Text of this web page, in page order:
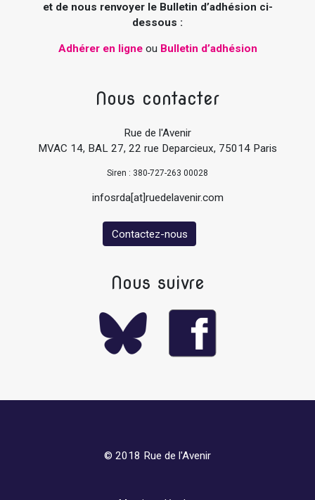
et de nous renvoyer le Bulletin d’adhésion ci-
dessous :
Adhérer en ligneou Bulletin d’adhésion
Nous contacter
Rue de l'Avenir
MVAC 14, BAL 27, 22 rue Deparcieux, 75014 Paris
Siren : 380-727-263 00028
infosrda[at]ruedelavenir.com
Contactez-nous
Nous suivre
© 2018 Rue de l'Avenir